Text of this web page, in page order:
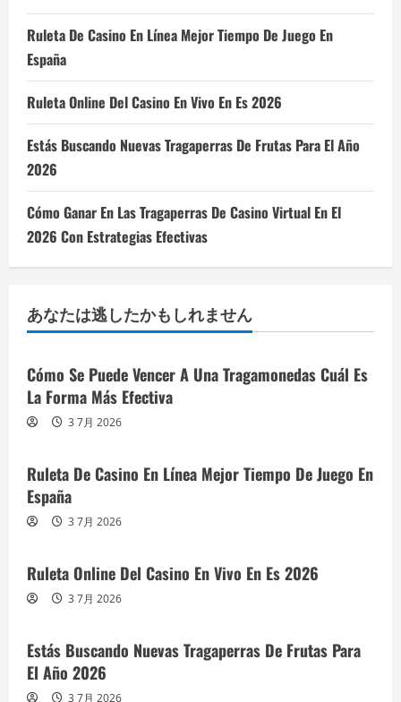
Ruleta De Casino En Línea Mejor Tiempo De Juego En
España
Ruleta Online Del Casino En Vivo En Es 2026
Estás Buscando Nuevas Tragaperras De Frutas Para El Año
2026
Cómo Ganar En Las Tragaperras De Casino Virtual En El
2026 Con Estrategias Efectivas
あなたは逃したかもしれません
Cómo Se Puede Vencer A Una Tragamonedas Cuál Es
La Forma Más Efectiva
3 7月 2026
Ruleta De Casino En Línea Mejor Tiempo De Juego En
España
3 7月 2026
Ruleta Online Del Casino En Vivo En Es 2026
3 7月 2026
Estás Buscando Nuevas Tragaperras De Frutas Para
El Año 2026
3 7月 2026